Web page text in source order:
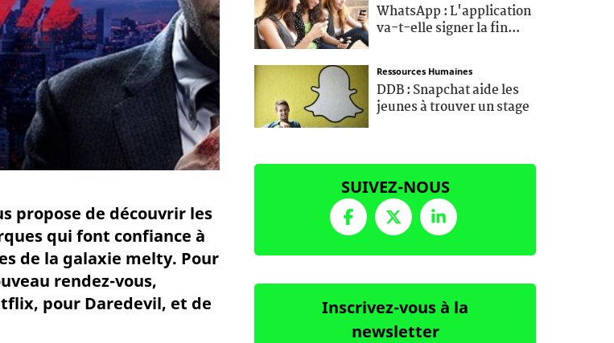
propose de découvrir les
qui font confiance à
de la galaxie melty. Pour
rendez-vous,
pour Daredevil, et de
WhatsApp : L'application
va-t-elle signer la fin...
Ressources Humaines
DDB : Snapchat aide les
jeunes à trouver un stage
SUIVEZ-NOUS
Inscrivez-vous à la
newsletter